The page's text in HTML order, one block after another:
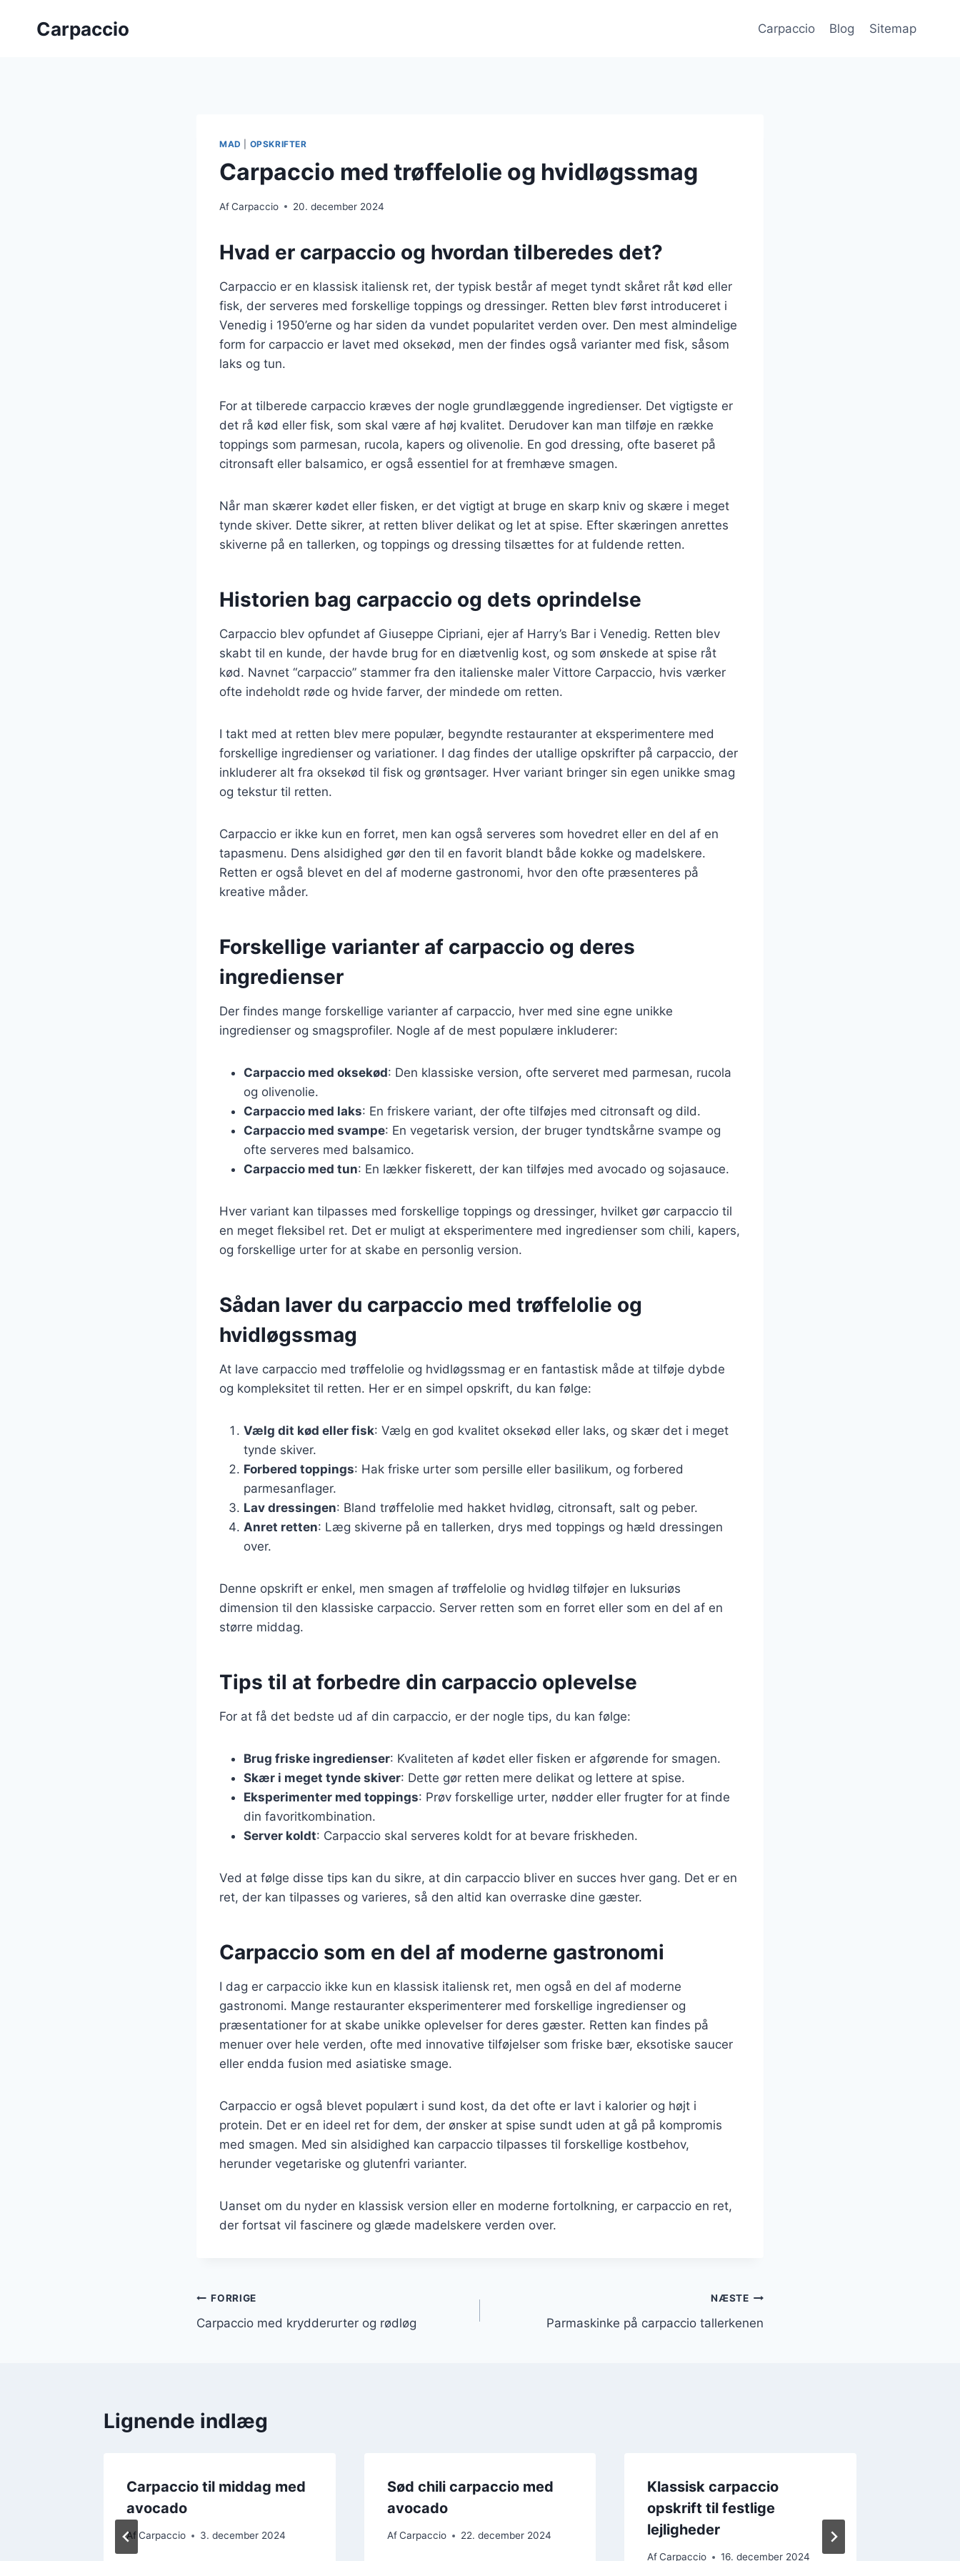
Carpaccio Carpaccio Blog Sitemap
MAD OPSKRIFTER
Carpaccio med trøffelolie og hvidløgssmag
AfCarpaccio 20. december 2024
Hvad er carpaccio og hvordan tilberedes det?
Carpaccio er en klassisk italiensk ret, der typisk består af meget tyndt skåret råt kød eller
fisk, der serveres med forskellige toppings og dressinger. Retten blev først introduceret i
Venedig i 1950’erne og har siden da vundet popularitet verden over. Den mest almindelige
form for carpaccio er lavet med oksekød, men der findes også varianter med fisk, såsom
laks og tun.
For at tilberede carpaccio kræves der nogle grundlæggende ingredienser. Det vigtigste er
det rå kød eller fisk, som skal være af høj kvalitet. Derudover kan man tilføje en række
toppings som parmesan, rucola, kapers og olivenolie. En god dressing, ofte baseret på
citronsaft eller balsamico, er også essentiel for at fremhæve smagen.
Når man skærer kødet eller fisken, er det vigtigt at bruge en skarp kniv og skære i meget
tynde skiver. Dette sikrer, at retten bliver delikat og let at spise. Efter skæringen anrettes
skiverne på en tallerken, og toppings og dressing tilsættes for at fuldende retten.
Historien bag carpaccio og dets oprindelse
Carpaccio blev opfundet af Giuseppe Cipriani, ejer af Harry’s Bar i Venedig. Retten blev
skabt til en kunde, der havde brug for en diætvenlig kost, og som ønskede at spise råt
kød. Navnet “carpaccio” stammer fra den italienske maler Vittore Carpaccio, hvis værker
ofte indeholdt røde og hvide farver, der mindede om retten.
I takt med at retten blev mere populær, begyndte restauranter at eksperimentere med
forskellige ingredienser og variationer. I dag findes der utallige opskrifter på carpaccio, der
inkluderer alt fra oksekød til fisk og grøntsager. Hver variant bringer sin egen unikke smag
og tekstur til retten.
Carpaccio er ikke kun en forret, men kan også serveres som hovedret eller en del af en
tapasmenu. Dens alsidighed gør den til en favorit blandt både kokke og madelskere.
Retten er også blevet en del af moderne gastronomi, hvor den ofte præsenteres på
kreative måder.
Forskellige varianter af carpaccio og deres
ingredienser
Der findes mange forskellige varianter af carpaccio, hver med sine egne unikke
ingredienser og smagsprofiler. Nogle af de mest populære inkluderer:
Carpaccio med oksekød: Den klassiske version, ofte serveret med parmesan, rucola
og olivenolie.
Carpaccio med laks: En friskere variant, der ofte tilføjes med citronsaft og dild.
Carpaccio med svampe: En vegetarisk version, der bruger tyndtskårne svampe og
ofte serveres med balsamico.
Carpaccio med tun: En lækker fiskerett, der kan tilføjes med avocado og sojasauce.
Hver variant kan tilpasses med forskellige toppings og dressinger, hvilket gør carpaccio til
en meget fleksibel ret. Det er muligt at eksperimentere med ingredienser som chili, kapers,
og forskellige urter for at skabe en personlig version.
Sådan laver du carpaccio med trøffelolie og
hvidløgssmag
At lave carpaccio med trøffelolie og hvidløgssmag er en fantastisk måde at tilføje dybde
og kompleksitet til retten. Her er en simpel opskrift, du kan følge:
Vælg dit kød eller fisk: Vælg en god kvalitet oksekød eller laks, og skær det i meget
tynde skiver.
Forbered toppings: Hak friske urter som persille eller basilikum, og forbered
parmesanflager.
Lav dressingen: Bland trøffelolie med hakket hvidløg, citronsaft, salt og peber.
Anret retten: Læg skiverne på en tallerken, drys med toppings og hæld dressingen
over.
Denne opskrift er enkel, men smagen af trøffelolie og hvidløg tilføjer en luksuriøs
dimension til den klassiske carpaccio. Server retten som en forret eller som en del af en
større middag.
Tips til at forbedre din carpaccio oplevelse
For at få det bedste ud af din carpaccio, er der nogle tips, du kan følge:
Brug friske ingredienser: Kvaliteten af kødet eller fisken er afgørende for smagen.
Skær i meget tynde skiver: Dette gør retten mere delikat og lettere at spise.
Eksperimenter med toppings: Prøv forskellige urter, nødder eller frugter for at finde
din favoritkombination.
Server koldt: Carpaccio skal serveres koldt for at bevare friskheden.
Ved at følge disse tips kan du sikre, at din carpaccio bliver en succes hver gang. Det er en
ret, der kan tilpasses og varieres, så den altid kan overraske dine gæster.
Carpaccio som en del af moderne gastronomi
I dag er carpaccio ikke kun en klassisk italiensk ret, men også en del af moderne
gastronomi. Mange restauranter eksperimenterer med forskellige ingredienser og
præsentationer for at skabe unikke oplevelser for deres gæster. Retten kan findes på
menuer over hele verden, ofte med innovative tilføjelser som friske bær, eksotiske saucer
eller endda fusion med asiatiske smage.
Carpaccio er også blevet populært i sund kost, da det ofte er lavt i kalorier og højt i
protein. Det er en ideel ret for dem, der ønsker at spise sundt uden at gå på kompromis
med smagen. Med sin alsidighed kan carpaccio tilpasses til forskellige kostbehov,
herunder vegetariske og glutenfri varianter.
Uanset om du nyder en klassisk version eller en moderne fortolkning, er carpaccio en ret,
der fortsat vil fascinere og glæde madelskere verden over.
Indlægsnavigation
FORRIGE
Carpaccio med krydderurter og rødløg
NÆSTE
Parmaskinke på carpaccio tallerkenen
Lignende indlæg
Carpaccio til middag med
avocado
AfCarpaccio 3. december 2024
Sød chili carpaccio med
avocado
Af Carpaccio 22. december 2024
Klassisk carpaccio
opskrift til festlige
lejligheder
Af Carpaccio 16. december 2024